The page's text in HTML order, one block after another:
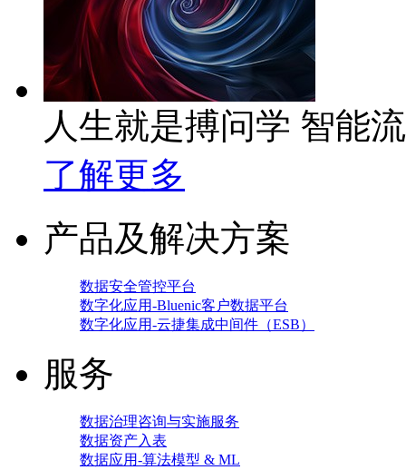
人生就是搏问学 智能
了解更多
产品及解决方案
数据安全管控平台
数字化应用-Bluenic客户数据平台
数字化应用-云捷集成中间件（ESB）
服务
数据治理咨询与实施服务
数据资产入表
数据应用-算法模型 & ML